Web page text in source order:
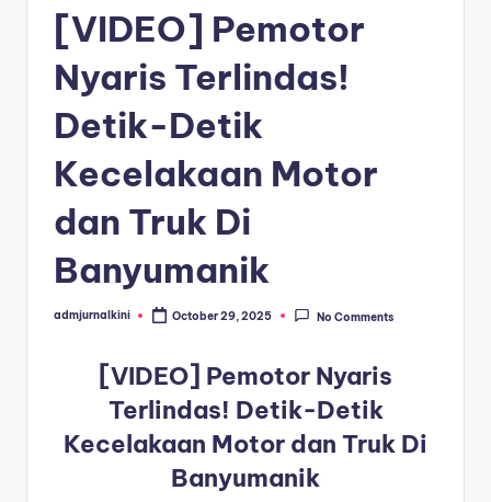
[VIDEO] Pemotor
Nyaris Terlindas!
Detik-Detik
Kecelakaan Motor
dan Truk Di
Banyumanik
Posted
admjurnalkini October 29, 2025 No Comments
[VIDEO] Pemotor Nyaris
Terlindas! Detik-Detik
Kecelakaan Motor dan Truk Di
Banyumanik